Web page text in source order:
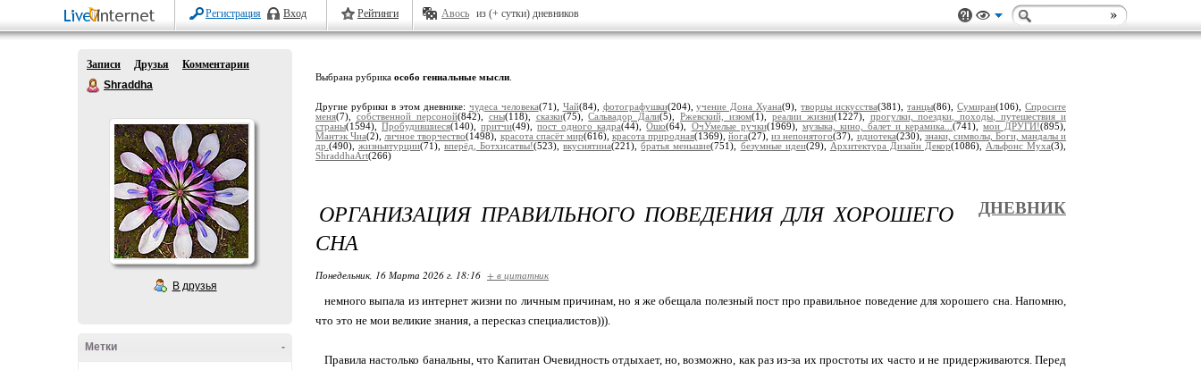
Регистрация Вход Рейтинги Авось из (+ сутки) дневников
Записи Друзья
Комментарии
Shraddha
В друзья
-
Метки
Выбрана рубрика особо гениальные мысли
Другие рубрики в этом дневнике: чудеса человека(71), Чай(84), фотографушки(204),учение Дона Хуана(9),творцы искусства(381),танцы(86),Сумиран(106), Спросите
меня(7), собственной персоной(842), сны(118), сказки(75),Сальвадор Дали(5),Ржевский, изюм(1), реалии жизни(1227), прогулки, поездки, походы, путешествия и
страны(1594),Пробудившиеся(140),притчи(49),пост одного кадра(44),Ошо(64), ОчУмелые ручки(1969), музыка, кино, балет и керамика... (741),мои ДРУГИ!(895),
Мантэк Чиа(2), личное творчество(1498), красота спасёт мир(616), красота природная(1369),йога(27),из непонятого(37), идиотека(230), знаки, символы, Боги, мандалы и
др. (490),жизньвтурции(71),вперёд, Ботхисатвы!(523),вкуснятина(221),братья меньшие(751), безумные идеи(29), Архитектура Дизайн Декор(1086), Альфонс Муха(3),
ShraddhaArt(266)
ОРГАНИЗАЦИЯ ПРАВИЛЬНОГО ПОВЕДЕНИЯ ДЛЯ ХОРОШЕГО
СНА
ДНЕВНИК
Понедельник, 16 Марта 2026 г. 18:16 + в цитатник
немного выпала из интернет жизни по личным причинам, но я же обещала полезный пост про правильное поведение для хорошего сна. Напомню,
что это не мои великие знания, а пересказ специалистов))).
Правила настолько банальны, что Капитан Очевидность отдыхает, но, возможно, как раз из-за их простоты их часто и не придерживаются. Перед